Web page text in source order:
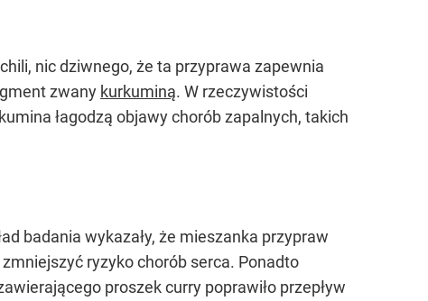
nic dziwnego, że ta przyprawa zapewnia
zwany kurkuminą. W rzeczywistości
łagodzą objawy chorób zapalnych, takich
badania wykazały, że mieszanka przypraw
ryzyko chorób serca. Ponadto
proszek curry poprawiło przepływ